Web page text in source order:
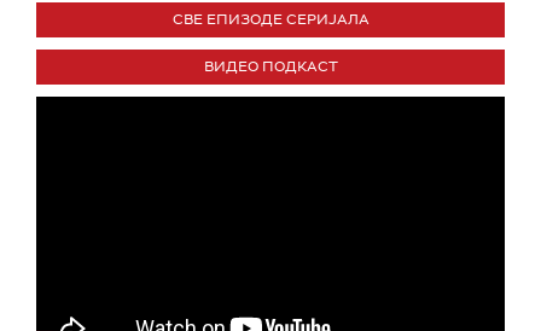
СВЕ ЕПИЗОДЕ СЕРИЈАЛА
ВИДЕО ПОДКАСТ